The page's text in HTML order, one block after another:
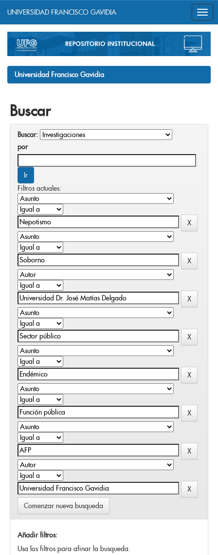
navigation
UNIVERSIDAD FRANCISCO GAVIDIA
Universidad Francisco Gavidia
Buscar
Buscar:
por
Filtros actuales:
Comenzar nueva busqueda
Añadir filtros:
Usa los filtros para afinar la busqueda.